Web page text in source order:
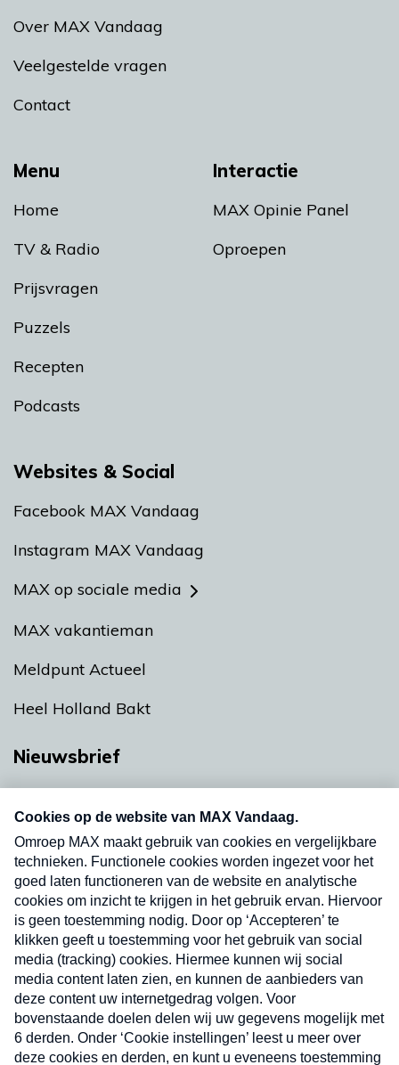
Menu
Home
TV & Radio
Prijsvragen
Puzzels
Recepten
Podcasts
Interactie
MAX Opinie Panel
Oproepen
Over MAX Vandaag
Veelgestelde vragen
Contact
Websites & Social
Facebook MAX Vandaag
Instagram MAX Vandaag
MAX op sociale media
MAX vakantieman
Meldpunt Actueel
Heel Holland Bakt
Nieuwsbrief
nieuwsbrief. Elke vrijdag- en dinsdagochtend in
uw mailbox.
Verzend
Nieuwsbrief